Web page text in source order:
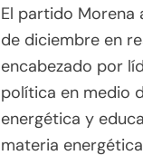
El partido Morena
de diciembre en
encabezado por
política en medio
energética y
materia